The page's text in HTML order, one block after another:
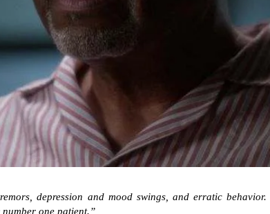
depression and mood swings, and erratic
number one patient.”